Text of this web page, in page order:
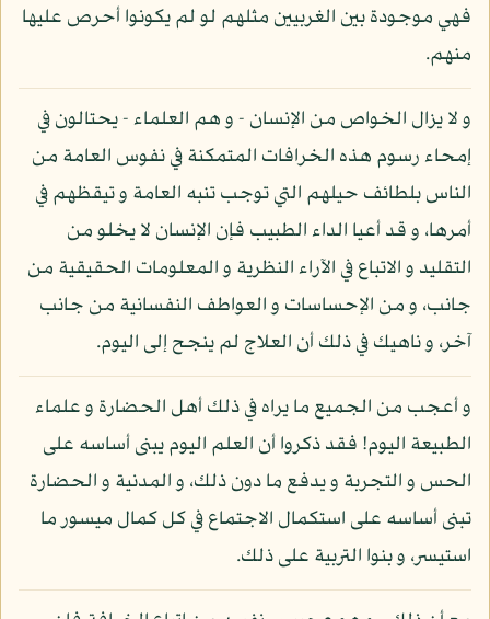
فهي موجودة بين الغربيين مثلهم لو لم يكونوا أحرص عليها
منهم.
و لا يزال الخواص من الإنسان - و هم العلماء - يحتالون في
إمحاء رسوم هذه الخرافات المتمكنة في نفوس العامة من
الناس بلطائف حيلهم التي توجب تنبه العامة و تيقظهم في
أمرها، و قد أعيا الداء الطبيب فإن الإنسان لا يخلو من
التقليد و الاتباع في الآراء النظرية و المعلومات الحقيقية من
جانب، و من الإحساسات و العواطف النفسانية من جانب
آخر، و ناهيك في ذلك أن العلاج لم ينجح إلى اليوم.
و أعجب من الجميع ما يراه في ذلك أهل الحضارة و علماء
الطبيعة اليوم! فقد ذكروا أن العلم اليوم يبنى أساسه على
الحس و التجربة و يدفع ما دون ذلك، و المدنية و الحضارة
تبنى أساسه على استكمال الاجتماع في كل كمال ميسور ما
استيسر، و بنوا التربية على ذلك.